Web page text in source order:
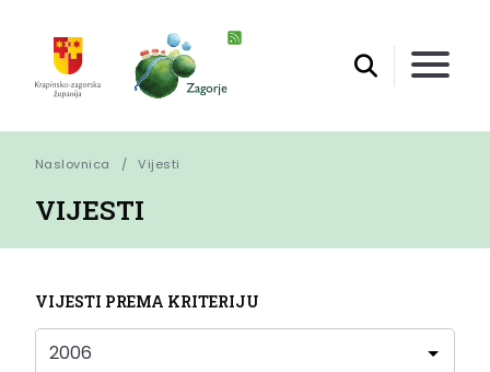
Naslovnica Vijesti
VIJESTI
VIJESTI PREMA KRITERIJU